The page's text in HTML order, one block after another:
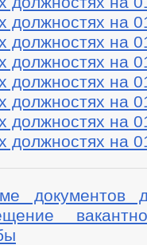
должностях на
должностях на
должностях на
должностях на
должностях на
должностях на
должностях на
документов